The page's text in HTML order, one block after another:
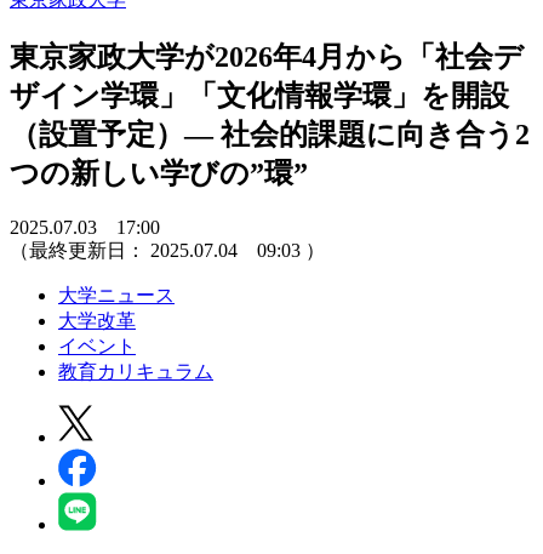
東京家政大学が2026年4月から「社会デ
ザイン学環」「文化情報学環」を開設
（設置予定）― 社会的課題に向き合う2
つの新しい学びの”環”
2025.07.03 17:00
（最終更新日： 2025.07.04 09:03 ）
大学ニュース
大学改革
イベント
教育カリキュラム